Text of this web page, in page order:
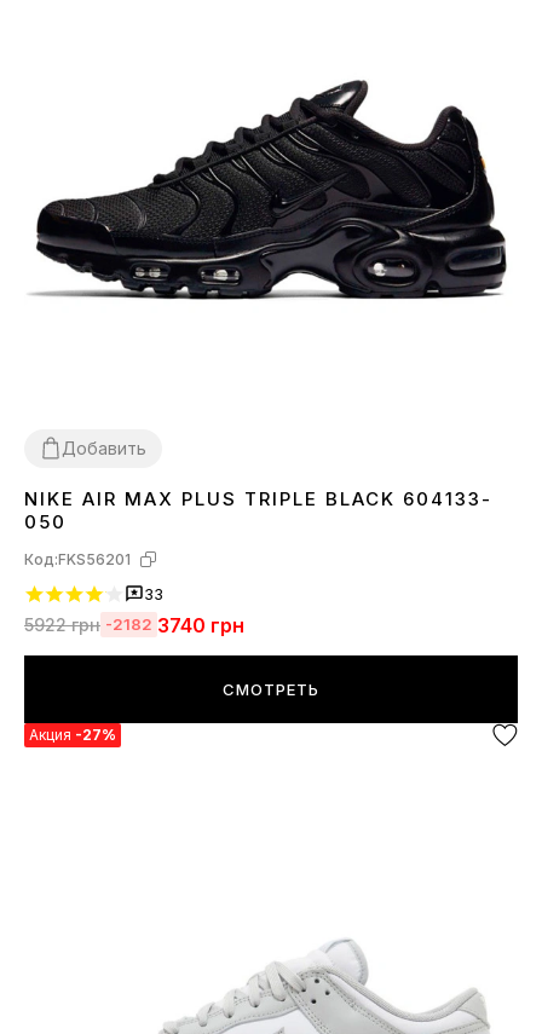
Добавить
3637 38 39 404142 434445
NIKE AIR MAX PLUS TRIPLE BLACK 604133-
050
Код:FKS56201
33
5922грн -2182 3740 грн
СМОТРЕТЬ
Акция -27%